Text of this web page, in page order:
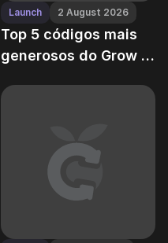
Launch 2 August 2026
Top 5 códigos mais
generosos do Grow a
tempos